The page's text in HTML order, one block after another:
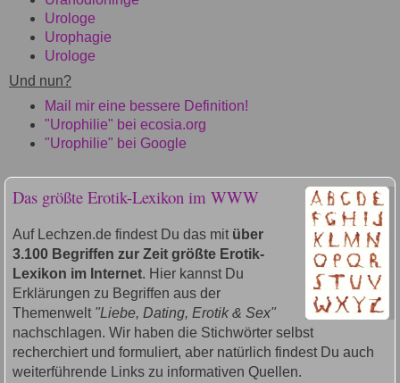
Urologe
Urophagie
Urologe
Und nun?
Mail mir eine bessere Definition!
"Urophilie" bei ecosia.org
"Urophilie" bei Google
Das größte Erotik-Lexikon im WWW
Auf Lechzen.de findest Du das mit über
3.100 Begriffen zur Zeit größte Erotik-
Lexikon im Internet. Hier kannst Du
Erklärungen zu Begriffen aus der
Themenwelt "Liebe, Dating, Erotik & Sex"
nachschlagen. Wir haben die Stichwörter selbst
recherchiert und formuliert, aber natürlich findest Du auch
weiterführende Links zu informativen Quellen.